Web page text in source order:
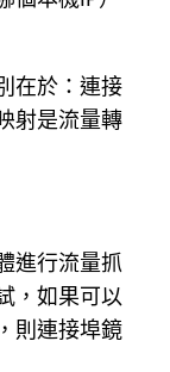
在於：連接
射是流量轉
進行流量抓
，如果可以
則連接埠鏡